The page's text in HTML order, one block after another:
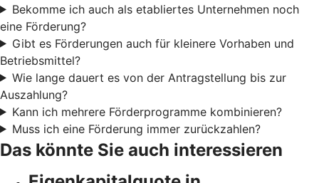
Bekomme ich auch als etabliertes Unternehmen noch
eine Förderung?
Gibt es Förderungen auch für kleinere Vorhaben und
Betriebsmittel?
Wie lange dauert es von der Antragstellung bis zur
Auszahlung?
Kann ich mehrere Förderprogramme kombinieren?
Muss ich eine Förderung immer zurückzahlen?
Das könnte Sie auch interessieren